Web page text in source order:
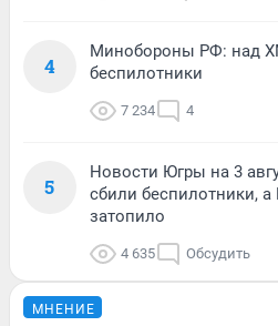
4
Минобороны РФ: над
беспилотники
7 234 4
5
Новости Югры на 3
сбили беспилотники,
затопило
4 635 Обсудить
МНЕНИЕ